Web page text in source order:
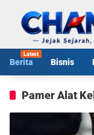
konten
Berita Bisnis
Pamer Alat